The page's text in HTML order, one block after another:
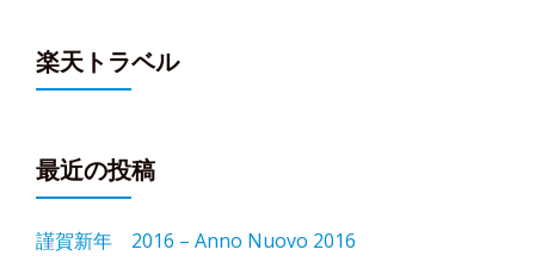
楽天トラベル
最近の投稿
謹賀新年 2016 – Anno Nuovo 2016